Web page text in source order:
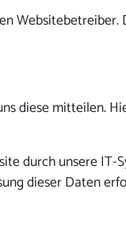
diese mitteilen.
durch unsere
dieser Daten